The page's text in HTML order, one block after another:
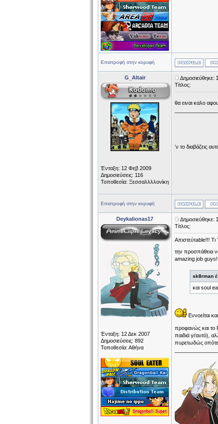
Επιστροφή στην κορυφή
G_Altair
Ένταξη: 12 Φεβ 2009
Δημοσιεύσεις: 116
Τοποθεσία: Ξεσσαλλλλονίκη
Δημοσιεύθηκε:
Τίτλος:
θα ειναι καλο
ʼν το διαβάζεις
Επιστροφή στην κορυφή
Deykalionas17
Ένταξη: 12 Δεκ 2007
Δημοσιεύσεις: 892
Τοποθεσία: Αθήνα
Δημοσιεύθηκε:
Τίτλος:
Απιστεύτable!!!
την προσπάθεια
amazing job
sk8rman
και soul
Εννοείται
προφανώς και το
παιδιά γι'αυτό),
πυρετωδώς